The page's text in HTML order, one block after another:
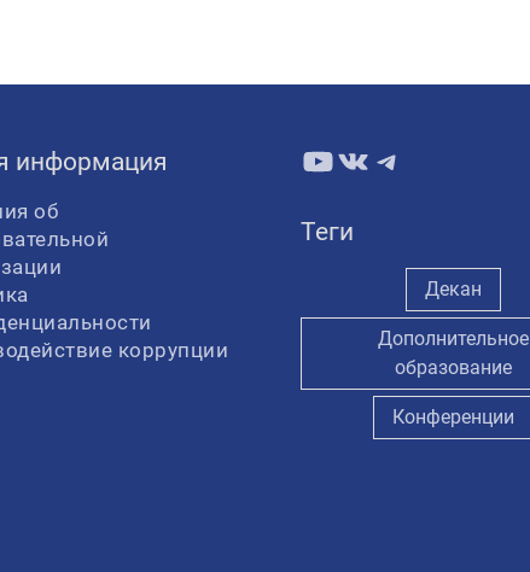
информация
об
коррупции
YouTube
ВКонтакте
Telegram
Теги
Декан
Дополнительное
образование
Конференции